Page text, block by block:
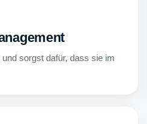
sorgst dafür, dass sie im